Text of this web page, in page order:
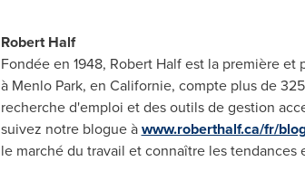
Robert Half
Fondée en 1948, Robert Halfest la première et
à Menlo Park, en Californie, compte plus de
recherche d'emploi et des outils de gestion
suivez notre blogue àwww.roberthalf.ca/fr/
le marché du travail et connaître les